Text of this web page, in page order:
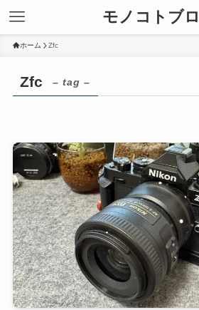
モノコトブ
ホーム Zfc
Zfc – tag –